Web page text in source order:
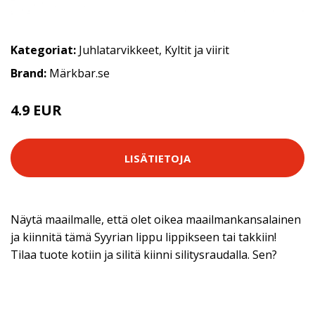
Kategoriat: Juhlatarvikkeet, Kyltit ja viirit
Brand: Märkbar.se
4.9 EUR
LISÄTIETOJA
Näytä maailmalle, että olet oikea maailmankansalainen
ja kiinnitä tämä Syyrian lippu lippikseen tai takkiin!
Tilaa tuote kotiin ja silitä kiinni silitysraudalla. Sen?